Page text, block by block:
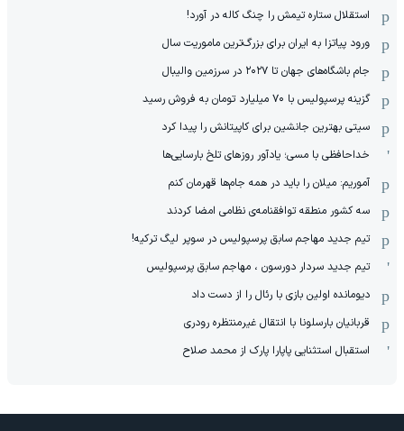
استقلال ستاره تیمش را چنگ کاله در آورد!
ورود پیاتزا به ایران برای بزرگ‌ترین ماموریت سال
جام باشگاه‌های جهان تا ۲۰۲۷ در سرزمین والیبال
گزینه پرسپولیس با ۷۰ میلیارد تومان به فروش رسید
سیتی بهترین جانشین برای کاپیتانش را پیدا کرد
خداحافظی با مسی؛ یادآور روزهای تلخ بارسایی‌ها
آموریم: میلان را باید در همه جام‌ها قهرمان کنم
سه کشور منطقه توافقنامه‌ی نظامی امضا کردند
تیم جدید مهاجم سابق پرسپولیس در سوپر لیگ ترکیه!
تیم جدید سردار دورسون ، مهاجم سابق پرسپولیس
دیومانده اولین بازی با رئال را از دست داد
قربانیان بارسلونا با انتقال غیرمنتظره رودری
استقبال استثنایی پاپارا پارک از محمد صلاح